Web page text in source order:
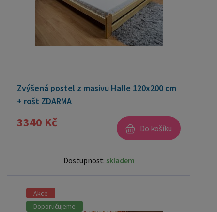
Zvýšená postel z masivu Halle 120x200 cm
+ rošt ZDARMA
3340 Kč Do košíku
Dostupnost: skladem
Akce
Doporučujeme